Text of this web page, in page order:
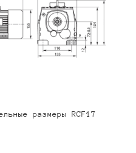
размеры RCF17